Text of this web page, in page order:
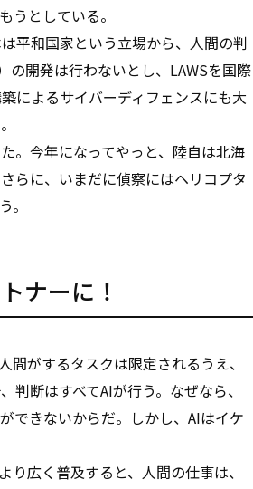
うとしている。
平和国家という立場から、人間の判
の開発は行わないとし、LAWSを国際
によるサイバーディフェンスにも大
。今年になってやっと、陸自は北海
らに、いまだに偵察にはヘリコプタ
。
ナーに！
がするタスクは限定されるうえ、
断はすべてAIが行う。なぜなら、
できないからだ。しかし、AIはイケ
広く普及すると、人間の仕事は、